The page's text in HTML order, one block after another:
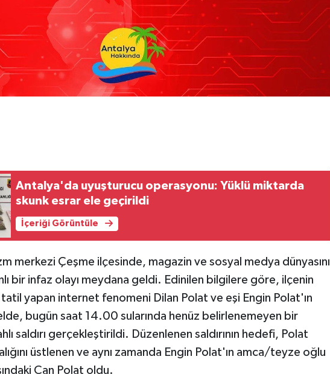
Antalya'da uyuşturucu operasyonu: Yüklü miktarda
skunk esrar ele geçirildi
İçeriği Görüntüle
merkezi Çeşme ilçesinde, magazin ve sosyal medya dünyasını
bir infaz olayı meydana geldi. Edinilen bilgilere göre, ilçenin
yapan internet fenomeni Dilan Polat ve eşi Engin Polat'ın
bugün saat 14.00 sularında henüz belirlenemeyen bir
saldırı gerçekleştirildi. Düzenlenen saldırının hedefi, Polat
üstlenen ve aynı zamanda Engin Polat'ın amca/teyze oğlu
Can Polat oldu.